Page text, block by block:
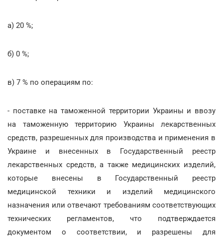
а) 20 %;
б) 0 %;
в) 7 % по операциям по:
- поставке на таможенной территории Украины и ввозу
на таможенную территорию Украины лекарственных
средств, разрешенных для производства и применения в
Украине и внесенных в Государственный реестр
лекарственных средств, а также медицинских изделий,
которые внесены в Государственный реестр
медицинской техники и изделий медицинского
назначения или отвечают требованиям соответствующих
технических регламентов, что подтверждается
документом о соответствии, и разрешены для